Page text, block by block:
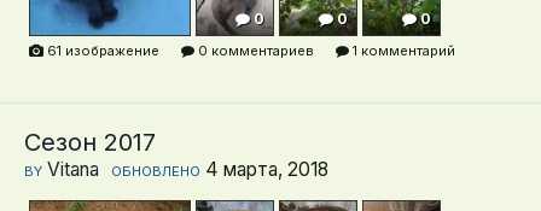
0 0 0
0 0
0 0 0
0 0 0
61 изображение 0 комментариев 1 комментарий
Сезон 2017
BY Vitana ОБНОВЛЕНО 4 марта, 2018